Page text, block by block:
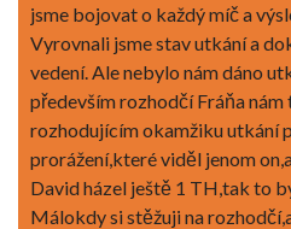
jsme bojovat o každý míč a
Vyrovnali jsme stav utkání a
vedení. Ale nebylo nám dáno
především rozhodčí Fráňa
rozhodujícím okamžiku utkání
prorážení,které viděl jenom
David házel ještě 1 TH,tak to
Málokdy si stěžuji na